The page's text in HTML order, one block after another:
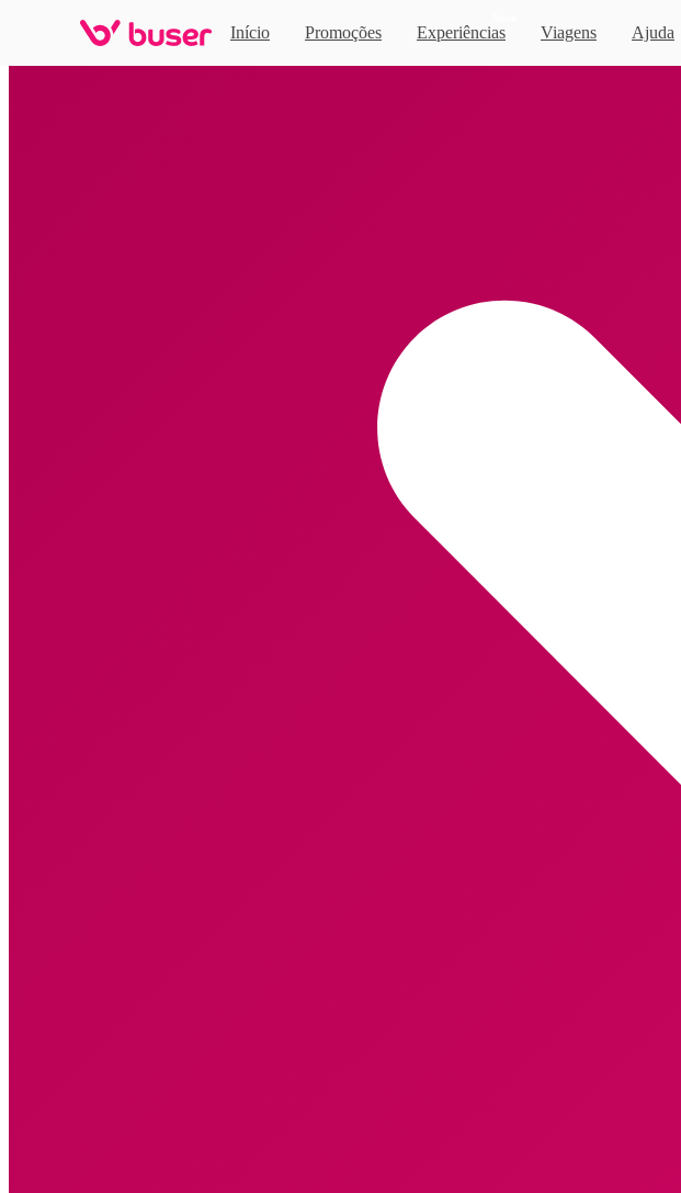
Início Promoções Experiências Viagens Ajuda
Home